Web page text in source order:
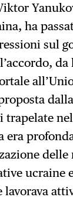
ha
sul
trapelate
era
ucraine
lavorava